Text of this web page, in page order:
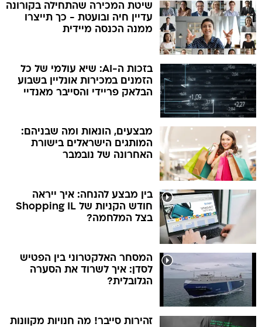
שיטת המכירה שהתחילה בקורונה
עדיין חיה ובועטת - כך תייצרו
ממנה הכנסה מיידית
בזכות ה-AI: שיא עולמי של כל
הזמנים במכירות אונליין בשבוע
הבלאק פריידי והסייבר מאנדיי
מבצעים, הונאות ומה שבניהם:
המותגים הישראלים בישורת
האחרונה של נובמבר
בין מבצע להנחה: איך ייראה
חודש הקניות של Shopping IL
בצל המלחמה?
המסחר האלקטרוני בין הפטיש
לסדן: איך לשרוד את הסערה
הגלובלית?
זהירות סייבר! מה חנויות מקוונות